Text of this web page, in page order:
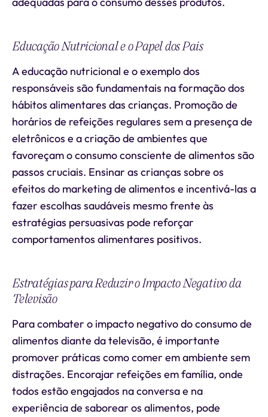
Educação Nutricional e o Papel dos Pais
A educação nutricional e o exemplo dos
responsáveis são fundamentais na formação dos
hábitos alimentares das crianças. Promoção de
horários de refeições regulares sem a presença de
eletrônicos e a criação de ambientes que
favoreçam o consumo consciente de alimentos são
passos cruciais. Ensinar as crianças sobre os
efeitos do marketing de alimentos e incentivá-las a
fazer escolhas saudáveis mesmo frente às
estratégias persuasivas pode reforçar
comportamentos alimentares positivos.
Estratégias para Reduzir o Impacto Negativo da
Televisão
Para combater o impacto negativo do consumo de
alimentos diante da televisão, é importante
promover práticas como comer em ambiente sem
distrações. Encorajar refeições em família, onde
todos estão engajados na conversa e na
experiência de saborear os alimentos, pode